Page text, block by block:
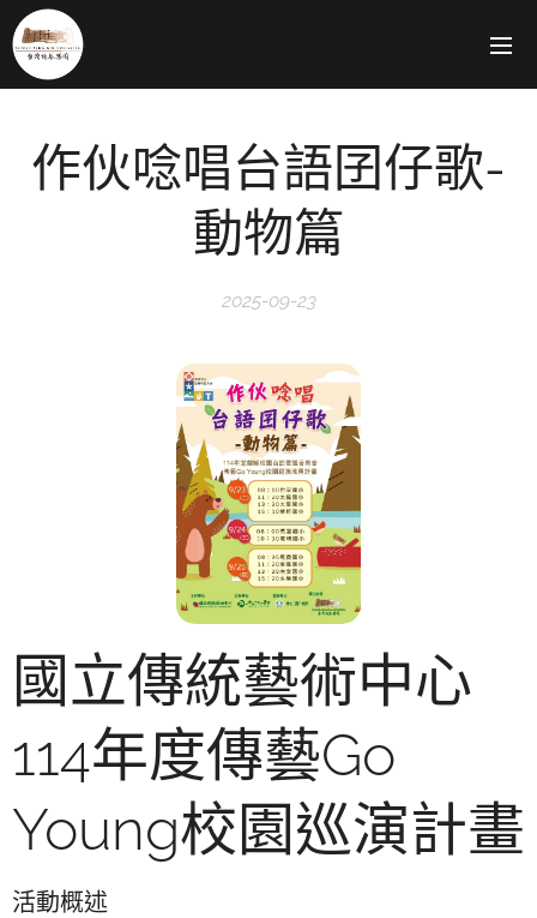
作伙唸唱台語囝仔歌-
動物篇
2025-09-23
國立傳統藝術中心
114年度傳藝Go
Young校園巡演計畫
活動概述